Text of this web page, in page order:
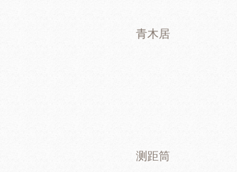
青木居
测距筒